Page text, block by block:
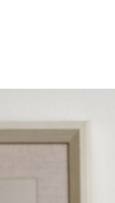
ЛЕТТИ,
см, ЕДГ